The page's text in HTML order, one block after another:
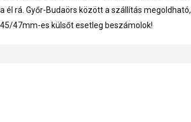
rá. Győr-Budaörs között a szállítás megoldható,
47mm-es külsőt esetleg beszámolok!